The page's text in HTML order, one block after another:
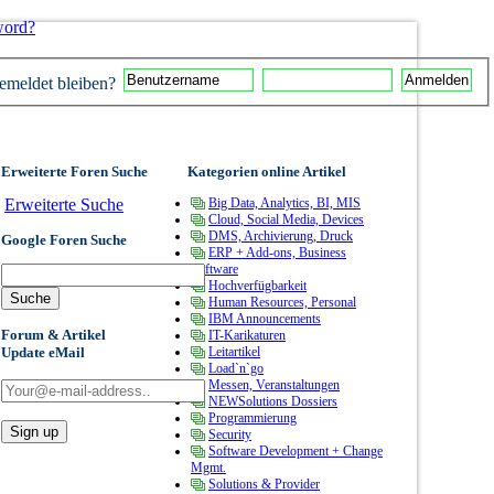
bleiben?
Erweiterte Foren Suche
Erweiterte Suche
Google Foren Suche
Forum & Artikel
Update eMail
Kategorien online Artikel
Big Data, Analytics, BI, MIS
Cloud, Social Media, Devices
DMS, Archivierung, Druck
ERP + Add-ons, Business
Software
Hochverfügbarkeit
Human Resources, Personal
IBM Announcements
IT-Karikaturen
Leitartikel
Load`n`go
Messen, Veranstaltungen
NEWSolutions Dossiers
Programmierung
Security
Software Development + Change
Mgmt.
Solutions & Provider